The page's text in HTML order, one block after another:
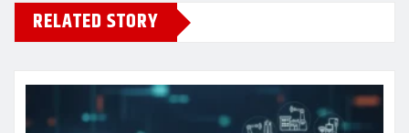
RELATED STORY